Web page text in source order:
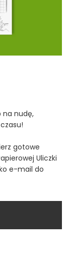
na nudę,
gotowe
Uliczki
e-mail do